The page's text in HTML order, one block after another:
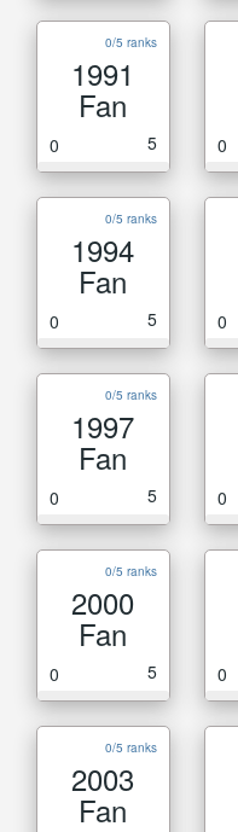
0/5 ranks
1991
Fan
0 5 0
0/5 ranks
1994
Fan
0 5 0
0/5 ranks
1997
Fan
0 5 0
0/5 ranks
2000
Fan
0 5 0
0/5 ranks
2003
Fan